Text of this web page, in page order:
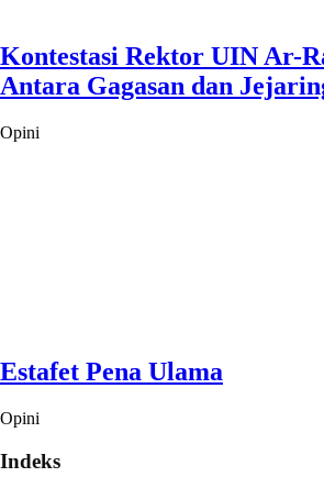
Kontestasi Rektor UIN Ar-
Antara Gagasan dan
Opini
Estafet Pena Ulama
Opini
Indeks